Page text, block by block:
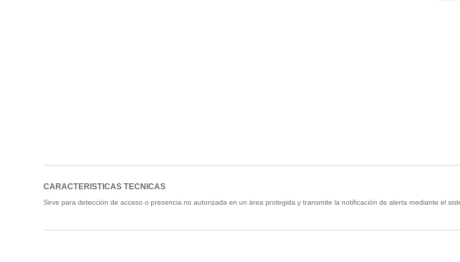
CARACTERISTICAS TECNICAS
Sirve para detección de acceso o presencia no autorizada en un área protegida y transmite la notificación de alerta mediante el